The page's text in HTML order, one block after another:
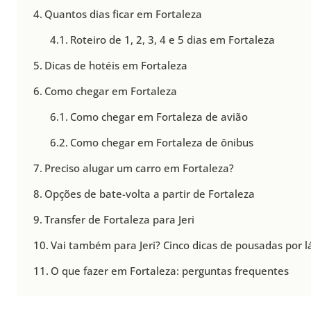
Quantos dias ficar em Fortaleza
Roteiro de 1, 2, 3, 4 e 5 dias em Fortaleza
Dicas de hotéis em Fortaleza
Como chegar em Fortaleza
Como chegar em Fortaleza de avião
Como chegar em Fortaleza de ônibus
Preciso alugar um carro em Fortaleza?
Opções de bate-volta a partir de Fortaleza
Transfer de Fortaleza para Jeri
Vai também para Jeri? Cinco dicas de pousadas por
O que fazer em Fortaleza: perguntas frequentes